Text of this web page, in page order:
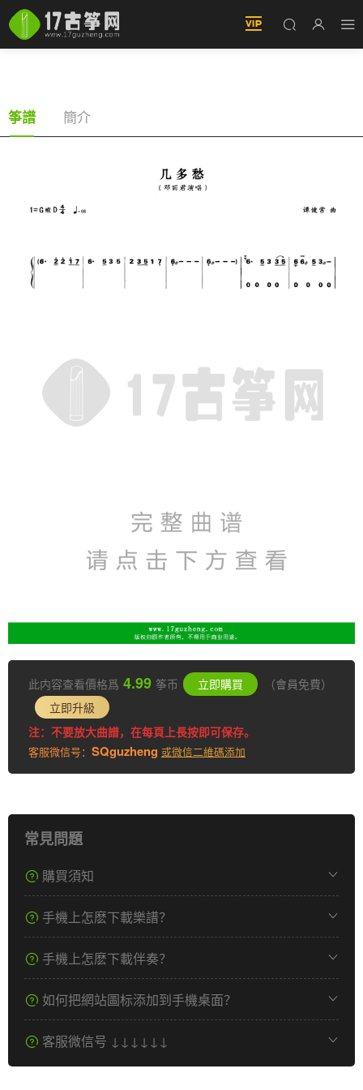
筝譜 簡介
此内容查看價格爲 4.99 筝币 立即購買
（會員免費）
立即升級
注：不要放大曲譜，在每頁上長按即可保存。
客服微信号： SQguzheng 或微信二維碼添加
常見問題
購買須知
手機上怎麽下載樂譜？
手機上怎麽下載伴奏？
如何把網站圖标添加到手機桌面？
客服微信号 ↓↓↓↓↓↓